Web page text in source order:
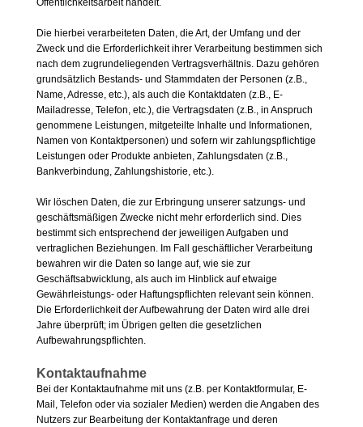
Öffentlichkeitsarbeit handelt.
Die hierbei verarbeiteten Daten, die Art, der Umfang und der
Zweck und die Erforderlichkeit ihrer Verarbeitung bestimmen sich
nach dem zugrundeliegenden Vertragsverhältnis. Dazu gehören
grundsätzlich Bestands- und Stammdaten der Personen (z.B.,
Name, Adresse, etc.), als auch die Kontaktdaten (z.B., E-
Mailadresse, Telefon, etc.), die Vertragsdaten (z.B., in Anspruch
genommene Leistungen, mitgeteilte Inhalte und Informationen,
Namen von Kontaktpersonen) und sofern wir zahlungspflichtige
Leistungen oder Produkte anbieten, Zahlungsdaten (z.B.,
Bankverbindung, Zahlungshistorie, etc.).
Wir löschen Daten, die zur Erbringung unserer satzungs- und
geschäftsmäßigen Zwecke nicht mehr erforderlich sind. Dies
bestimmt sich entsprechend der jeweiligen Aufgaben und
vertraglichen Beziehungen. Im Fall geschäftlicher Verarbeitung
bewahren wir die Daten so lange auf, wie sie zur
Geschäftsabwicklung, als auch im Hinblick auf etwaige
Gewährleistungs- oder Haftungspflichten relevant sein können.
Die Erforderlichkeit der Aufbewahrung der Daten wird alle drei
Jahre überprüft; im Übrigen gelten die gesetzlichen
Aufbewahrungspflichten.
Kontaktaufnahme
Bei der Kontaktaufnahme mit uns (z.B. per Kontaktformular, E-
Mail, Telefon oder via sozialer Medien) werden die Angaben des
Nutzers zur Bearbeitung der Kontaktanfrage und deren